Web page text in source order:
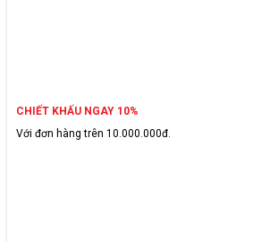
CHIẾT KHẤU NGAY 10%
Với đơn hàng trên 10.000.000đ.